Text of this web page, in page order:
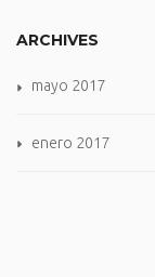
ARCHIVES
mayo 2017
enero 2017